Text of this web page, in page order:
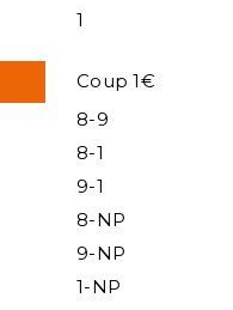
1
Coup 1€
8-9
8-1
9-1
8-NP
9-NP
1-NP